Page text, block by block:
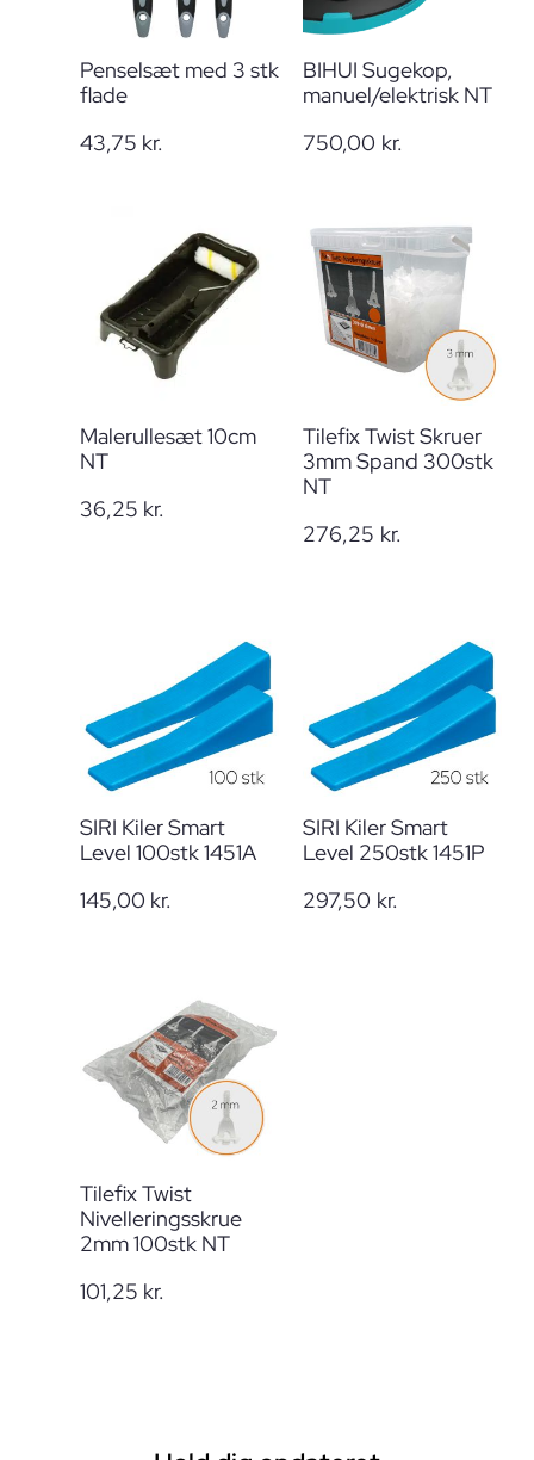
Penselsæt med 3 stk
flade
43,75 kr.
BIHUI Sugekop,
manuel/elektrisk NT
750,00 kr.
Malerullesæt 10cm
NT
36,25 kr.
Tilefix Twist Skruer
3mm Spand 300stk
NT
276,25 kr.
SIRI Kiler Smart
Level 100stk 1451A
145,00 kr.
SIRI Kiler Smart
Level 250stk 1451P
297,50 kr.
Tilefix Twist
Nivelleringsskrue
2mm 100stk NT
101,25 kr.